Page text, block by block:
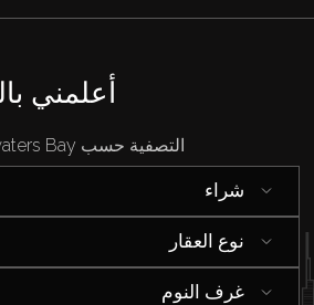
أعلمني
التصفية حسب Bluewaters Bay:
شراء
نوع العقار
غرف النوم